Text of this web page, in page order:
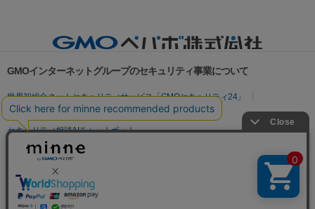
GMOインターネットグループのセキュリティ事業について
世界初総合ネットセキュリティサービス「GMOセキュリティ24」
パスワード漏洩診断
Webサイトリスク診断
セキュリティ相談AIチャットボット
実在証明・盗聴対策
サイバー攻撃対策（GMO Flatt Security）
セキュリティ事業の軌跡